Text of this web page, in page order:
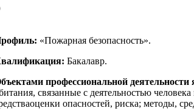
«Пожарная безопасность».
Бакалавр.
профессиональной деятельности
связанные с деятельностью
опасностей, риска; методы,